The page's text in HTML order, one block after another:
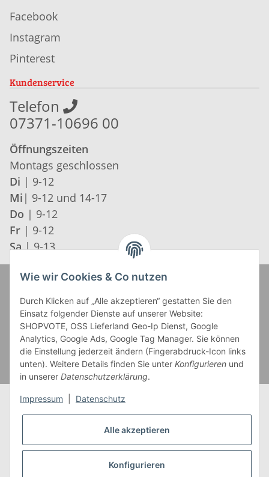
Facebook
Instagram
Pinterest
Kundenservice
Telefon
07371-10696 00
Öffnungszeiten
Montags geschlossen
Di | 9-12
Mi | 9-12 und 14-17
Do | 9-12
Fr | 9-12
Sa | 9-13
* Alle Preise inkl. gesetzlicher USt., zzgl.Versand
** Gilt für Lieferungen innerhalb Deutschlands,
Wie wir Cookies & Co nutzen
Durch Klicken auf „Alle akzeptieren“ gestatten Sie den
Einsatz folgender Dienste auf unserer Website:
SHOPVOTE, OSS Lieferland Geo-Ip Dienst, Google
Analytics, Google Ads, Google Tag Manager. Sie können
die Einstellung jederzeit ändern (Fingerabdruck-Icon links
unten). Weitere Details finden Sie unter Konfigurieren und
in unserer Datenschutzerklärung.
Impressum Datenschutz
Alle akzeptieren
Konfigurieren